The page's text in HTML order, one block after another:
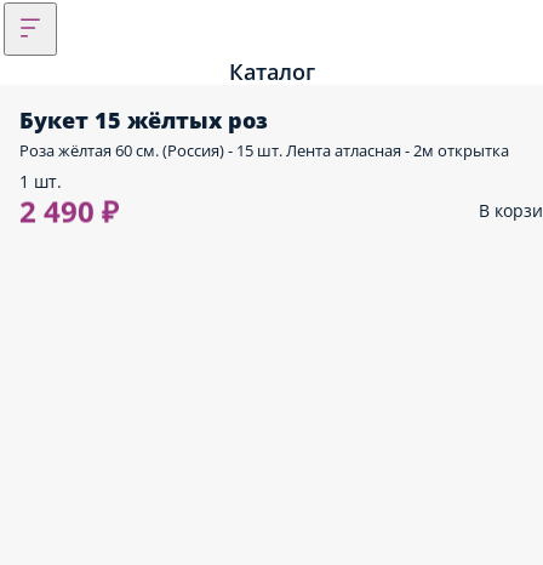
Каталог
Букет 15 жёлтых роз
Роза жёлтая 60 см. (Россия) - 15 шт. Лента атласная - 2м открытка
1 шт.
2 490 ₽ В